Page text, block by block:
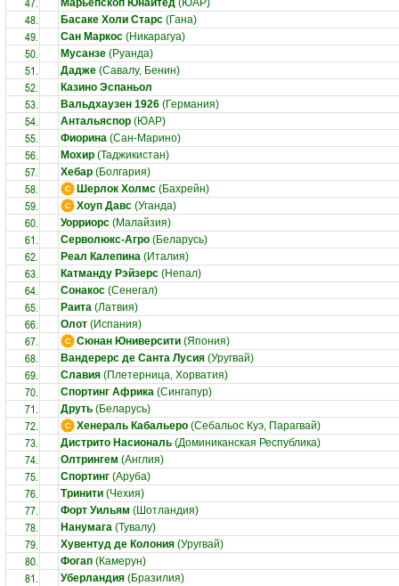
Марьепскоп Юнайтед (ЮАР)
48. Басаке Холи Старс (Гана)
49. Сан Маркос (Никарагуа)
50. Мусанзе (Руанда)
51. Дадже (Савалу, Бенин)
52. Казино Эспаньол
53. Вальдхаузен 1926 (Германия)
54. Антальяспор (ЮАР)
55. Фиорина (Сан-Марино)
56. Мохир (Таджикистан)
57. Хебар (Болгария)
58. Шерлок Холмс (Бахрейн)
59. Хоуп Давс (Уганда)
60. Уорриорс (Малайзия)
61. Серволюкс-Агро (Беларусь)
62. Реал Калепина (Италия)
63. Катманду Рэйзерс (Непал)
64. Сонакос (Сенегал)
65. Раита (Латвия)
66. Олот (Испания)
67. Сюнан Юниверсити (Япония)
68. Вандерерс де Санта Лусия (Уругвай)
69. Славия (Плетерница, Хорватия)
70. Спортинг Африка (Сингапур)
71. Друть (Беларусь)
72. Хенераль Кабальеро (Себальос Куэ, Парагвай)
73. Дистрито Насиональ (Доминиканская Республика)
74. Олтрингем (Англия)
75. Спортинг (Аруба)
76. Тринити (Чехия)
77. Форт Уильям (Шотландия)
78. Нанумага (Тувалу)
79. Хувентуд де Колония (Уругвай)
80. Фогап (Камерун)
81. Уберландия (Бразилия)